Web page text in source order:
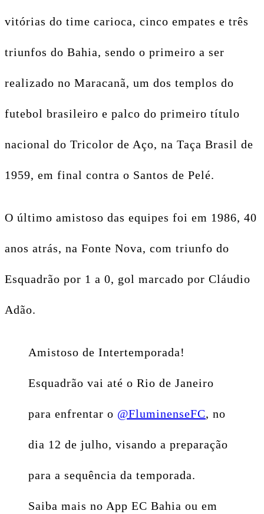
vitórias do time carioca, cinco empates e três
triunfos do Bahia, sendo o primeiro a ser
realizado no Maracanã, um dos templos do
futebol brasileiro e palco do primeiro título
nacional do Tricolor de Aço, na Taça Brasil de
1959, em final contra o Santos de Pelé.
O último amistoso das equipes foi em 1986, 40
anos atrás, na Fonte Nova, com triunfo do
Esquadrão por 1 a 0, gol marcado por Cláudio
Adão.
Amistoso de Intertemporada!
Esquadrão vai até o Rio de Janeiro
para enfrentar o @FluminenseFC, no
dia 12 de julho, visando a preparação
para a sequência da temporada.
Saiba mais no App EC Bahia ou em